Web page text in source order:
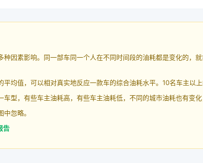
因素影响。同一部车同一个人在不同时间段的油耗都是变化的，
均值，可以相对真实地反应一款车的综合油耗水平。10名车主以
型，有些车主油耗高，有些车主油耗低，不同的城市油耗也有变
忽略。
告